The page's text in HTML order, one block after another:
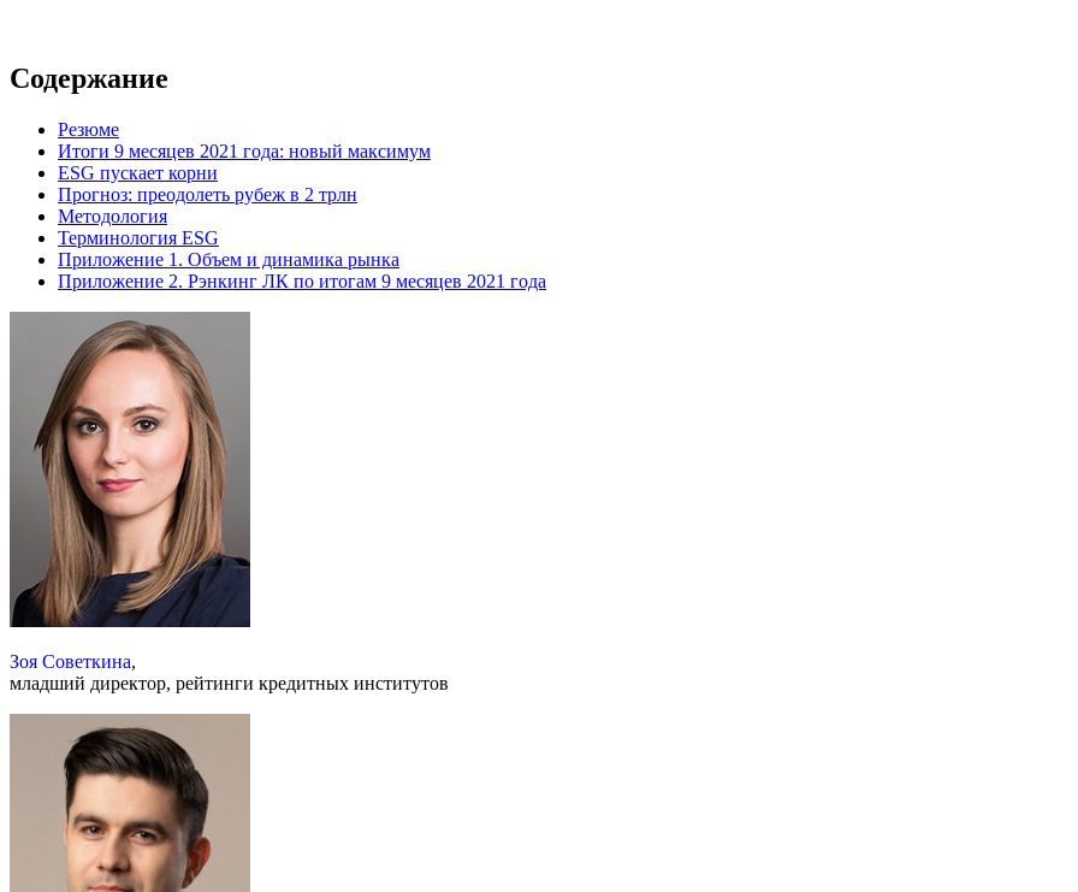
Содержание
Резюме
Итоги 9 месяцев 2021 года: новый максимум
ESG пускает корни
Прогноз: преодолеть рубеж в 2 трлн
Методология
Терминология ESG
Приложение 1. Объем и динамика рынка
Приложение 2. Рэнкинг ЛК по итогам 9 месяцев 2021 года
Зоя Советкина,
младший директор, рейтинги кредитных институтов